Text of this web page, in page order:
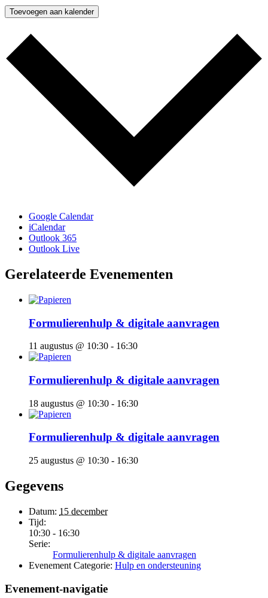
Toevoegen aan kalender
Google Calendar
iCalendar
Outlook 365
Outlook Live
Gerelateerde Evenementen
Formulierenhulp & digitale aanvragen
11 augustus @ 10:30 - 16:30
Formulierenhulp & digitale aanvragen
18 augustus @ 10:30 - 16:30
Formulierenhulp & digitale aanvragen
25 augustus @ 10:30 - 16:30
Gegevens
Datum: 15 december
Tijd:
10:30 - 16:30
Serie:
Formulierenhulp & digitale aanvragen
Evenement Categorie: Hulp en ondersteuning
Evenement-navigatie